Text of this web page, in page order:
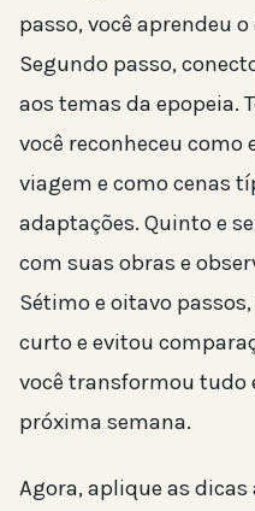
passo, você aprendeu
Segundo passo,
aos temas da epopeia.
você reconheceu como
viagem e como cenas
adaptações. Quinto e
com suas obras e
Sétimo e oitavo
curto e evitou
você transformou tudo
próxima semana.
Agora, aplique as